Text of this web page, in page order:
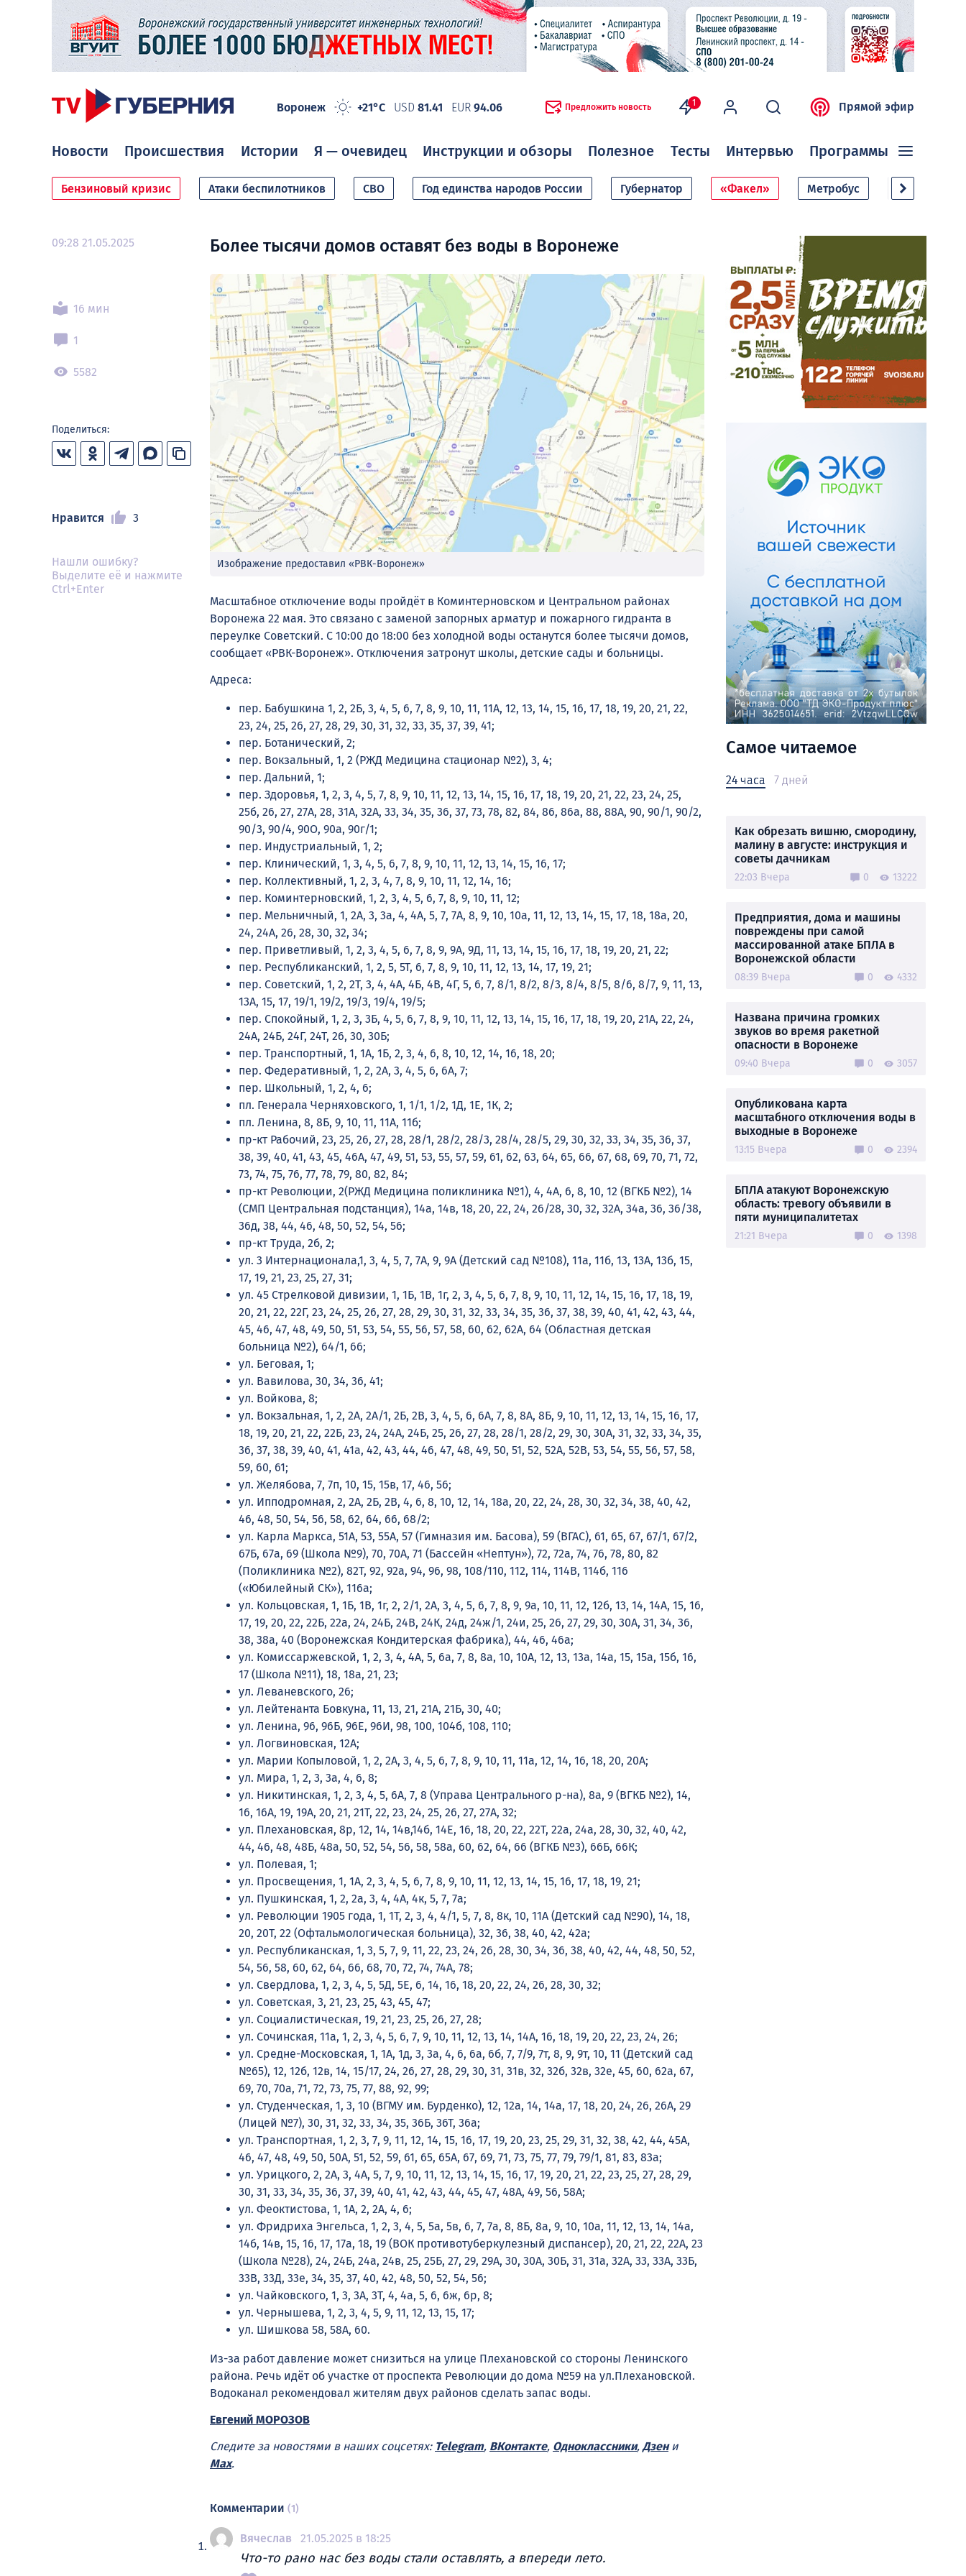
Воронеж +21°C USD 81.41 EUR 94.06 Предложить новость 1 Прямой эфир
Новости Происшествия Истории Я — очевидец Инструкции и обзоры Полезное Тесты Интервью Программы
Бензиновый кризис Атаки беспилотников СВО Год единства народов России Губернатор «Факел» Метробус Дачный
09:28 21.05.2025
16 мин
1
5582
Поделиться:
Нравится 3
Нашли ошибку?
Выделите её и нажмите
Ctrl+Enter
Более тысячи домов оставят без воды в Воронеже
Изображение предоставил «РВК-Воронеж»
Масштабное отключение воды пройдёт в Коминтерновском и Центральном районах
Воронежа 22 мая. Это связано с заменой запорных арматур и пожарного гидранта в
переулке Советский. С 10:00 до 18:00 без холодной воды останутся более тысячи домов,
сообщает «РВК-Воронеж». Отключения затронут школы, детские сады и больницы.
Адреса:
пер. Бабушкина 1, 2, 2Б, 3, 4, 5, 6, 7, 8, 9, 10, 11, 11А, 12, 13, 14, 15, 16, 17, 18, 19, 20, 21, 22,
23, 24, 25, 26, 27, 28, 29, 30, 31, 32, 33, 35, 37, 39, 41;
пер. Ботанический, 2;
пер. Вокзальный, 1, 2 (РЖД Медицина стационар №2), 3, 4;
пер. Дальний, 1;
пер. Здоровья, 1, 2, 3, 4, 5, 7, 8, 9, 10, 11, 12, 13, 14, 15, 16, 17, 18, 19, 20, 21, 22, 23, 24, 25,
25б, 26, 27, 27А, 28, 31А, 32А, 33, 34, 35, 36, 37, 73, 78, 82, 84, 86, 86а, 88, 88А, 90, 90/1, 90/2,
90/3, 90/4, 90О, 90а, 90г/1;
пер. Индустриальный, 1, 2;
пер. Клинический, 1, 3, 4, 5, 6, 7, 8, 9, 10, 11, 12, 13, 14, 15, 16, 17;
пер. Коллективный, 1, 2, 3, 4, 7, 8, 9, 10, 11, 12, 14, 16;
пер. Коминтерновский, 1, 2, 3, 4, 5, 6, 7, 8, 9, 10, 11, 12;
пер. Мельничный, 1, 2А, 3, 3а, 4, 4А, 5, 7, 7А, 8, 9, 10, 10а, 11, 12, 13, 14, 15, 17, 18, 18а, 20,
24, 24А, 26, 28, 30, 32, 34;
пер. Приветливый, 1, 2, 3, 4, 5, 6, 7, 8, 9, 9А, 9Д, 11, 13, 14, 15, 16, 17, 18, 19, 20, 21, 22;
пер. Республиканский, 1, 2, 5, 5Т, 6, 7, 8, 9, 10, 11, 12, 13, 14, 17, 19, 21;
пер. Советский, 1, 2, 2Т, 3, 4, 4А, 4Б, 4В, 4Г, 5, 6, 7, 8/1, 8/2, 8/3, 8/4, 8/5, 8/6, 8/7, 9, 11, 13,
13А, 15, 17, 19/1, 19/2, 19/3, 19/4, 19/5;
пер. Спокойный, 1, 2, 3, 3Б, 4, 5, 6, 7, 8, 9, 10, 11, 12, 13, 14, 15, 16, 17, 18, 19, 20, 21А, 22, 24,
24А, 24Б, 24Г, 24Т, 26, 30, 30Б;
пер. Транспортный, 1, 1А, 1Б, 2, 3, 4, 6, 8, 10, 12, 14, 16, 18, 20;
пер. Федеративный, 1, 2, 2А, 3, 4, 5, 6, 6А, 7;
пер. Школьный, 1, 2, 4, 6;
пл. Генерала Черняховского, 1, 1/1, 1/2, 1Д, 1Е, 1К, 2;
пл. Ленина, 8, 8Б, 9, 10, 11, 11А, 11б;
пр-кт Рабочий, 23, 25, 26, 27, 28, 28/1, 28/2, 28/3, 28/4, 28/5, 29, 30, 32, 33, 34, 35, 36, 37,
38, 39, 40, 41, 43, 45, 46А, 47, 49, 51, 53, 55, 57, 59, 61, 62, 63, 64, 65, 66, 67, 68, 69, 70, 71, 72,
73, 74, 75, 76, 77, 78, 79, 80, 82, 84;
пр-кт Революции, 2(РЖД Медицина поликлиника №1), 4, 4А, 6, 8, 10, 12 (ВГКБ №2), 14
(СМП Центральная подстанция), 14а, 14в, 18, 20, 22, 24, 26/28, 30, 32, 32А, 34а, 36, 36/38,
36д, 38, 44, 46, 48, 50, 52, 54, 56;
пр-кт Труда, 2б, 2;
ул. 3 Интернационала,1, 3, 4, 5, 7, 7А, 9, 9А (Детский сад №108), 11а, 11б, 13, 13А, 13б, 15,
17, 19, 21, 23, 25, 27, 31;
ул. 45 Cтрелковой дивизии, 1, 1Б, 1В, 1г, 2, 3, 4, 5, 6, 7, 8, 9, 10, 11, 12, 14, 15, 16, 17, 18, 19,
20, 21, 22, 22Г, 23, 24, 25, 26, 27, 28, 29, 30, 31, 32, 33, 34, 35, 36, 37, 38, 39, 40, 41, 42, 43, 44,
45, 46, 47, 48, 49, 50, 51, 53, 54, 55, 56, 57, 58, 60, 62, 62А, 64 (Областная детская
больница №2), 64/1, 66;
ул. Беговая, 1;
ул. Вавилова, 30, 34, 36, 41;
ул. Войкова, 8;
ул. Вокзальная, 1, 2, 2А, 2А/1, 2Б, 2В, 3, 4, 5, 6, 6А, 7, 8, 8А, 8Б, 9, 10, 11, 12, 13, 14, 15, 16, 17,
18, 19, 20, 21, 22, 22Б, 23, 24, 24А, 24Б, 25, 26, 27, 28, 28/1, 28/2, 29, 30, 30А, 31, 32, 33, 34, 35,
36, 37, 38, 39, 40, 41, 41а, 42, 43, 44, 46, 47, 48, 49, 50, 51, 52, 52А, 52В, 53, 54, 55, 56, 57, 58,
59, 60, 61;
ул. Желябова, 7, 7п, 10, 15, 15в, 17, 46, 56;
ул. Ипподромная, 2, 2А, 2Б, 2В, 4, 6, 8, 10, 12, 14, 18а, 20, 22, 24, 28, 30, 32, 34, 38, 40, 42,
46, 48, 50, 54, 56, 58, 62, 64, 66, 68/2;
ул. Карла Маркса, 51А, 53, 55А, 57 (Гимназия им. Басова), 59 (ВГАС), 61, 65, 67, 67/1, 67/2,
67Б, 67а, 69 (Школа №9), 70, 70А, 71 (Бассейн «Нептун»), 72, 72а, 74, 76, 78, 80, 82
(Поликлиника №2), 82Т, 92, 92а, 94, 96, 98, 108/110, 112, 114, 114В, 114б, 116
(«Юбилейный СК»), 116а;
ул. Кольцовская, 1, 1Б, 1В, 1г, 2, 2/1, 2А, 3, 4, 5, 6, 7, 8, 9, 9а, 10, 11, 12, 12б, 13, 14, 14А, 15, 16,
17, 19, 20, 22, 22Б, 22а, 24, 24Б, 24В, 24К, 24д, 24ж/1, 24и, 25, 26, 27, 29, 30, 30А, 31, 34, 36,
38, 38а, 40 (Воронежская Кондитерская фабрика), 44, 46, 46а;
ул. Комиссаржевской, 1, 2, 3, 4, 4А, 5, 6а, 7, 8, 8а, 10, 10А, 12, 13, 13а, 14а, 15, 15а, 15б, 16,
17 (Школа №11), 18, 18а, 21, 23;
ул. Леваневского, 26;
ул. Лейтенанта Бовкуна, 11, 13, 21, 21А, 21Б, 30, 40;
ул. Ленина, 96, 96Б, 96Е, 96И, 98, 100, 104б, 108, 110;
ул. Логвиновская, 12А;
ул. Марии Копыловой, 1, 2, 2А, 3, 4, 5, 6, 7, 8, 9, 10, 11, 11а, 12, 14, 16, 18, 20, 20А;
ул. Мира, 1, 2, 3, 3а, 4, 6, 8;
ул. Никитинская, 1, 2, 3, 4, 5, 6А, 7, 8 (Управа Центрального р-на), 8а, 9 (ВГКБ №2), 14,
16, 16А, 19, 19А, 20, 21, 21Т, 22, 23, 24, 25, 26, 27, 27А, 32;
ул. Плехановская, 8р, 12, 14, 14в,14б, 14Е, 16, 18, 20, 22, 22Т, 22а, 24а, 28, 30, 32, 40, 42,
44, 46, 48, 48Б, 48а, 50, 52, 54, 56, 58, 58а, 60, 62, 64, 66 (ВГКБ №3), 66Б, 66К;
ул. Полевая, 1;
ул. Просвещения, 1, 1А, 2, 3, 4, 5, 6, 7, 8, 9, 10, 11, 12, 13, 14, 15, 16, 17, 18, 19, 21;
ул. Пушкинская, 1, 2, 2а, 3, 4, 4А, 4к, 5, 7, 7а;
ул. Революции 1905 года, 1, 1Т, 2, 3, 4, 4/1, 5, 7, 8, 8к, 10, 11А (Детский сад №90), 14, 18,
20, 20Т, 22 (Офтальмологическая больница), 32, 36, 38, 40, 42, 42а;
ул. Республиканская, 1, 3, 5, 7, 9, 11, 22, 23, 24, 26, 28, 30, 34, 36, 38, 40, 42, 44, 48, 50, 52,
54, 56, 58, 60, 62, 64, 66, 68, 70, 72, 74, 74А, 78;
ул. Свердлова, 1, 2, 3, 4, 5, 5Д, 5Е, 6, 14, 16, 18, 20, 22, 24, 26, 28, 30, 32;
ул. Советская, 3, 21, 23, 25, 43, 45, 47;
ул. Социалистическая, 19, 21, 23, 25, 26, 27, 28;
ул. Сочинская, 11а, 1, 2, 3, 4, 5, 6, 7, 9, 10, 11, 12, 13, 14, 14А, 16, 18, 19, 20, 22, 23, 24, 26;
ул. Средне-Московская, 1, 1А, 1д, 3, 3а, 4, 6, 6а, 6б, 7, 7/9, 7т, 8, 9, 9т, 10, 11 (Детский сад
№65), 12, 12б, 12в, 14, 15/17, 24, 26, 27, 28, 29, 30, 31, 31в, 32, 32б, 32в, 32е, 45, 60, 62а, 67,
69, 70, 70а, 71, 72, 73, 75, 77, 88, 92, 99;
ул. Студенческая, 1, 3, 10 (ВГМУ им. Бурденко), 12, 12а, 14, 14а, 17, 18, 20, 24, 26, 26А, 29
(Лицей №7), 30, 31, 32, 33, 34, 35, 36Б, 36Т, 36а;
ул. Транспортная, 1, 2, 3, 7, 9, 11, 12, 14, 15, 16, 17, 19, 20, 23, 25, 29, 31, 32, 38, 42, 44, 45А,
46, 47, 48, 49, 50, 50А, 51, 52, 59, 61, 65, 65А, 67, 69, 71, 73, 75, 77, 79, 79/1, 81, 83, 83а;
ул. Урицкого, 2, 2А, 3, 4А, 5, 7, 9, 10, 11, 12, 13, 14, 15, 16, 17, 19, 20, 21, 22, 23, 25, 27, 28, 29,
30, 31, 33, 34, 35, 36, 37, 39, 40, 41, 42, 43, 44, 45, 47, 48А, 49, 56, 58А;
ул. Феоктистова, 1, 1А, 2, 2А, 4, 6;
ул. Фридриха Энгельса, 1, 2, 3, 4, 5, 5а, 5в, 6, 7, 7а, 8, 8Б, 8а, 9, 10, 10а, 11, 12, 13, 14, 14а,
14б, 14в, 15, 16, 17, 17а, 18, 19 (ВОК противотуберкулезный диспансер), 20, 21, 22, 22А, 23
(Школа №28), 24, 24Б, 24а, 24в, 25, 25Б, 27, 29, 29А, 30, 30А, 30Б, 31, 31а, 32А, 33, 33А, 33Б,
33В, 33Д, 33е, 34, 35, 37, 40, 42, 48, 50, 52, 54, 56;
ул. Чайковского, 1, 3, 3А, 3Т, 4, 4а, 5, 6, 6ж, 6р, 8;
ул. Чернышева, 1, 2, 3, 4, 5, 9, 11, 12, 13, 15, 17;
ул. Шишкова 58, 58А, 60.
Из-за работ давление может снизиться на улице Плехановской со стороны Ленинского
района. Речь идёт об участке от проспекта Революции до дома №59 на ул.Плехановской.
Водоканал рекомендовал жителям двух районов сделать запас воды.
Евгений МОРОЗОВ
Следите за новостями в наших соцсетях: Telegram, ВКонтакте, Одноклассники, Дзени
Max.
Комментарии (1)
Вячеслав 21.05.2025 в 18:25
Что-то рано нас без воды стали оставлять, а впереди лето.
Самое читаемое
24 часа 7 дней
Как обрезать вишню, смородину,
малину в августе: инструкция и
советы дачникам
22:03 Вчера 0 13222
Предприятия, дома и машины
повреждены при самой
массированной атаке БПЛА в
Воронежской области
08:39 Вчера 0 4332
Названа причина громких
звуков во время ракетной
опасности в Воронеже
09:40 Вчера 0 3057
Опубликована карта
масштабного отключения воды в
выходные в Воронеже
13:15 Вчера 0 2394
БПЛА атакуют Воронежскую
область: тревогу объявили в
пяти муниципалитетах
21:21 Вчера 0 1398